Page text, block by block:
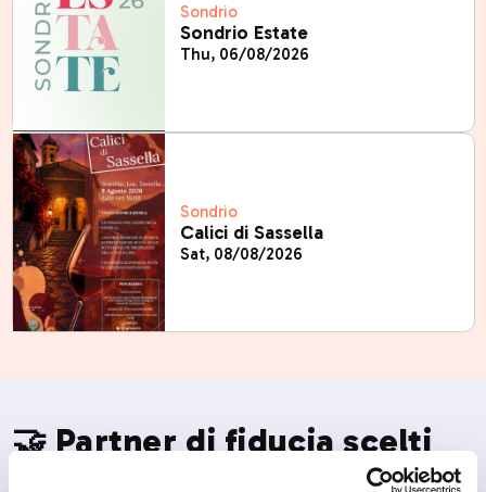
Sondrio
Sondrio Estate
Thu, 06/08/2026
Sondrio
Calici di Sassella
Sat, 08/08/2026
🤝 Partner di fiducia scelti